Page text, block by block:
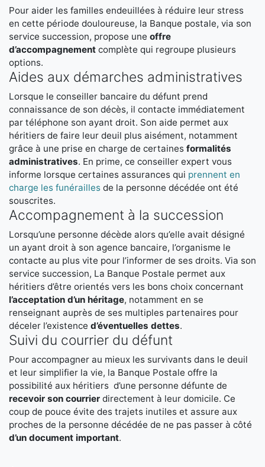
Pour aider les familles endeuillées à réduire leur stress
en cette période douloureuse, la Banque postale, via son
service succession, propose une offre
d’accompagnement complète qui regroupe plusieurs
options.
Aides aux démarches administratives
Lorsque le conseiller bancaire du défunt prend
connaissance de son décès, il contacte immédiatement
par téléphone son ayant droit. Son aide permet aux
héritiers de faire leur deuil plus aisément, notamment
grâce à une prise en charge de certaines formalités
administratives. En prime, ce conseiller expert vous
informe lorsque certaines assurances qui prennent en
charge les funérailles de la personne décédée ont été
souscrites.
Accompagnement à la succession
Lorsqu’une personne décède alors qu’elle avait désigné
un ayant droit à son agence bancaire, l’organisme le
contacte au plus vite pour l’informer de ses droits. Via son
service succession, La Banque Postale permet aux
héritiers d’être orientés vers les bons choix concernant
l’acceptation d’un héritage, notamment en se
renseignant auprès de ses multiples partenaires pour
déceler l’existence d’éventuelles dettes.
Suivi du courrier du défunt
Pour accompagner au mieux les survivants dans le deuil
et leur simplifier la vie, la Banque Postale offre la
possibilité aux héritiers d’une personne défunte de
recevoir son courrier directement à leur domicile. Ce
coup de pouce évite des trajets inutiles et assure aux
proches de la personne décédée de ne pas passer à côté
d’un document important.